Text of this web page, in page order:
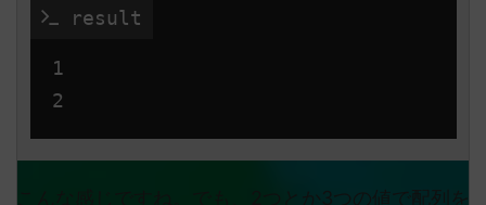
result
1